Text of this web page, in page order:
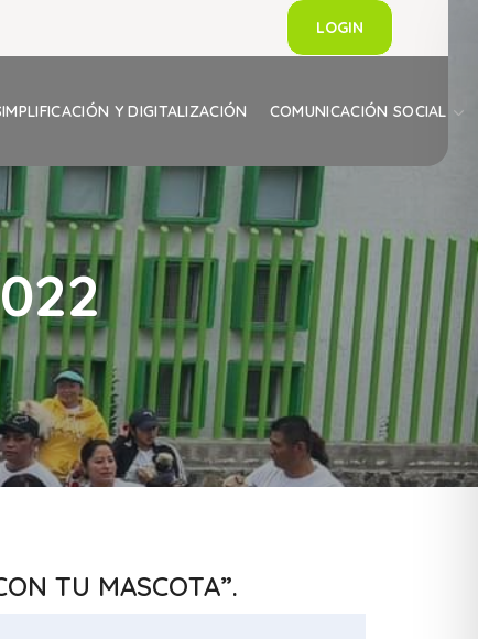
LOGIN
Y DIGITALIZACIÓN COMUNICACIÓN SOCIAL
TU MASCOTA”.